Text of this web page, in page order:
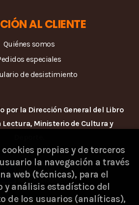
AL CLIENTE
Quiénes somos
especiales
de desistimiento
por la Dirección General del Libro
Lectura, Ministerio de Cultura y
propias y de terceros
la navegación a través
web (técnicas), para el
y análisis estadístico del
de los usuarios (analíticas),